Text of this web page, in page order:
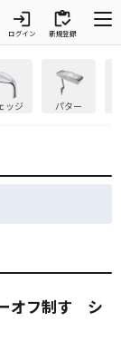
login
ログイン
inventory
新規登録
ッジ パター
オフ制す シ